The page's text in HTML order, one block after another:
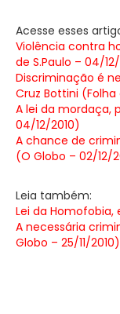
Acesse esses
Violência contra
de S.Paulo – 04/
Discriminação é
Cruz Bottini (Folha
A lei da mordaça,
04/12/2010)
A chance de
(O Globo – 02/12/
Leia também:
Lei da Homofobia,
A necessária
Globo – 25/11/2010)